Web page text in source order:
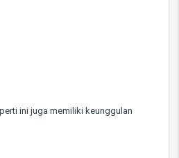
ini juga memiliki keunggulan